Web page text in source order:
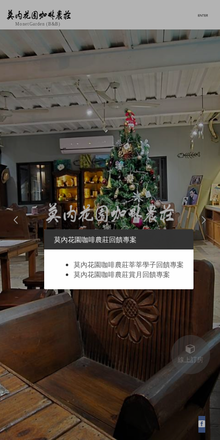
線上訂房
莫內花園咖啡農莊回饋專案
莫內花園咖啡農莊莘莘學子回饋專案
莫內花園咖啡農莊賞月回饋專案